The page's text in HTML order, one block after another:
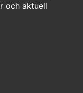
och aktuell